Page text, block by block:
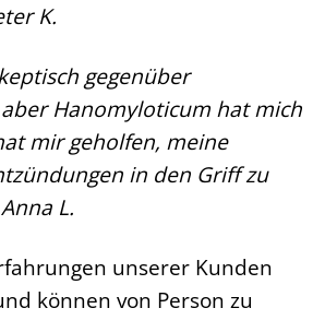
K.
gegenüber
Hanomyloticum hat mich
mir geholfen, meine
in den Griff zu
L.
unserer Kunden
können von Person zu